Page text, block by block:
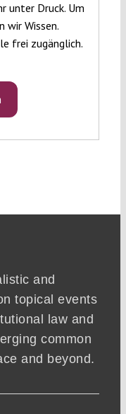
unter Druck. Um
wir Wissen.
frei zugänglich.
and
topical events
law and
common
and beyond.